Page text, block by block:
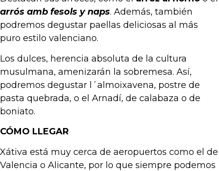
arrós amb fesols y naps. Además, también
podremos degustar paellas deliciosas al más
puro estilo valenciano.
Los dulces, herencia absoluta de la cultura
musulmana, amenizarán la sobremesa. Así,
podremos degustar l´almoixavena, postre de
pasta quebrada, o el Arnadí, de calabaza o de
boniato.
CÓMO LLEGAR
Xátiva está muy cerca de aeropuertos como el de
Valencia o Alicante, por lo que siempre podemos